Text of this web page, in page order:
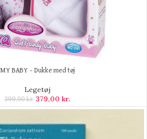
MY BABY – Dukke med tøj
Legetøj
399,00kr. 379,00 kr.